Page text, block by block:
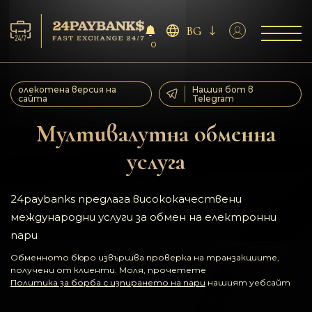
Услуга
Резерва
За партньорите
Отзиви
Правила
AML/CFT
0
BG
Мултивалутна обменна
услуга
олекотена версия на
сайта
Нашия бот в
Telegram
24paybanks предлага висококачествени
международни услуги за обмен на електронни
пари
Обменното бюро извършва проверка на транзакциите,
получени от клиенти. Моля, прочетете
Политика за борба с изпирането на пари нашият уебсайт